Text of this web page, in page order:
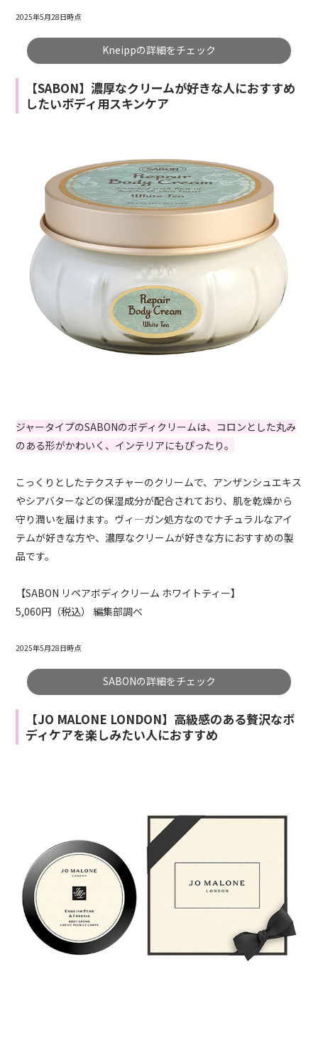
2025年5月28日時点
Kneippの詳細をチェック
【SABON】濃厚なクリームが好きな人におすすめ
したいボディ用スキンケア
ジャータイプのSABONのボディクリームは、コロンとした丸み
のある形がかわいく、インテリアにもぴったり。
こっくりとしたテクスチャーのクリームで、アンザンシュエキス
やシアバターなどの保湿成分が配合されており、肌を乾燥から
守り潤いを届けます。ヴィ―ガン処方なのでナチュラルなアイ
テムが好きな方や、濃厚なクリームが好きな方におすすめの製
品です。
【SABON リペアボディクリーム ホワイトティー】
5,060円（税込） 編集部調べ
2025年5月28日時点
SABONの詳細をチェック
【JO MALONE LONDON】高級感のある贅沢なボ
ディケアを楽しみたい人におすすめ